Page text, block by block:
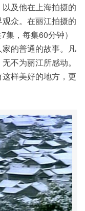
及他在上海拍摄的
众。在丽江拍摄的
集，每集60分钟）
的普通的故事。凡
不为丽江所感动。
样美好的地方，更